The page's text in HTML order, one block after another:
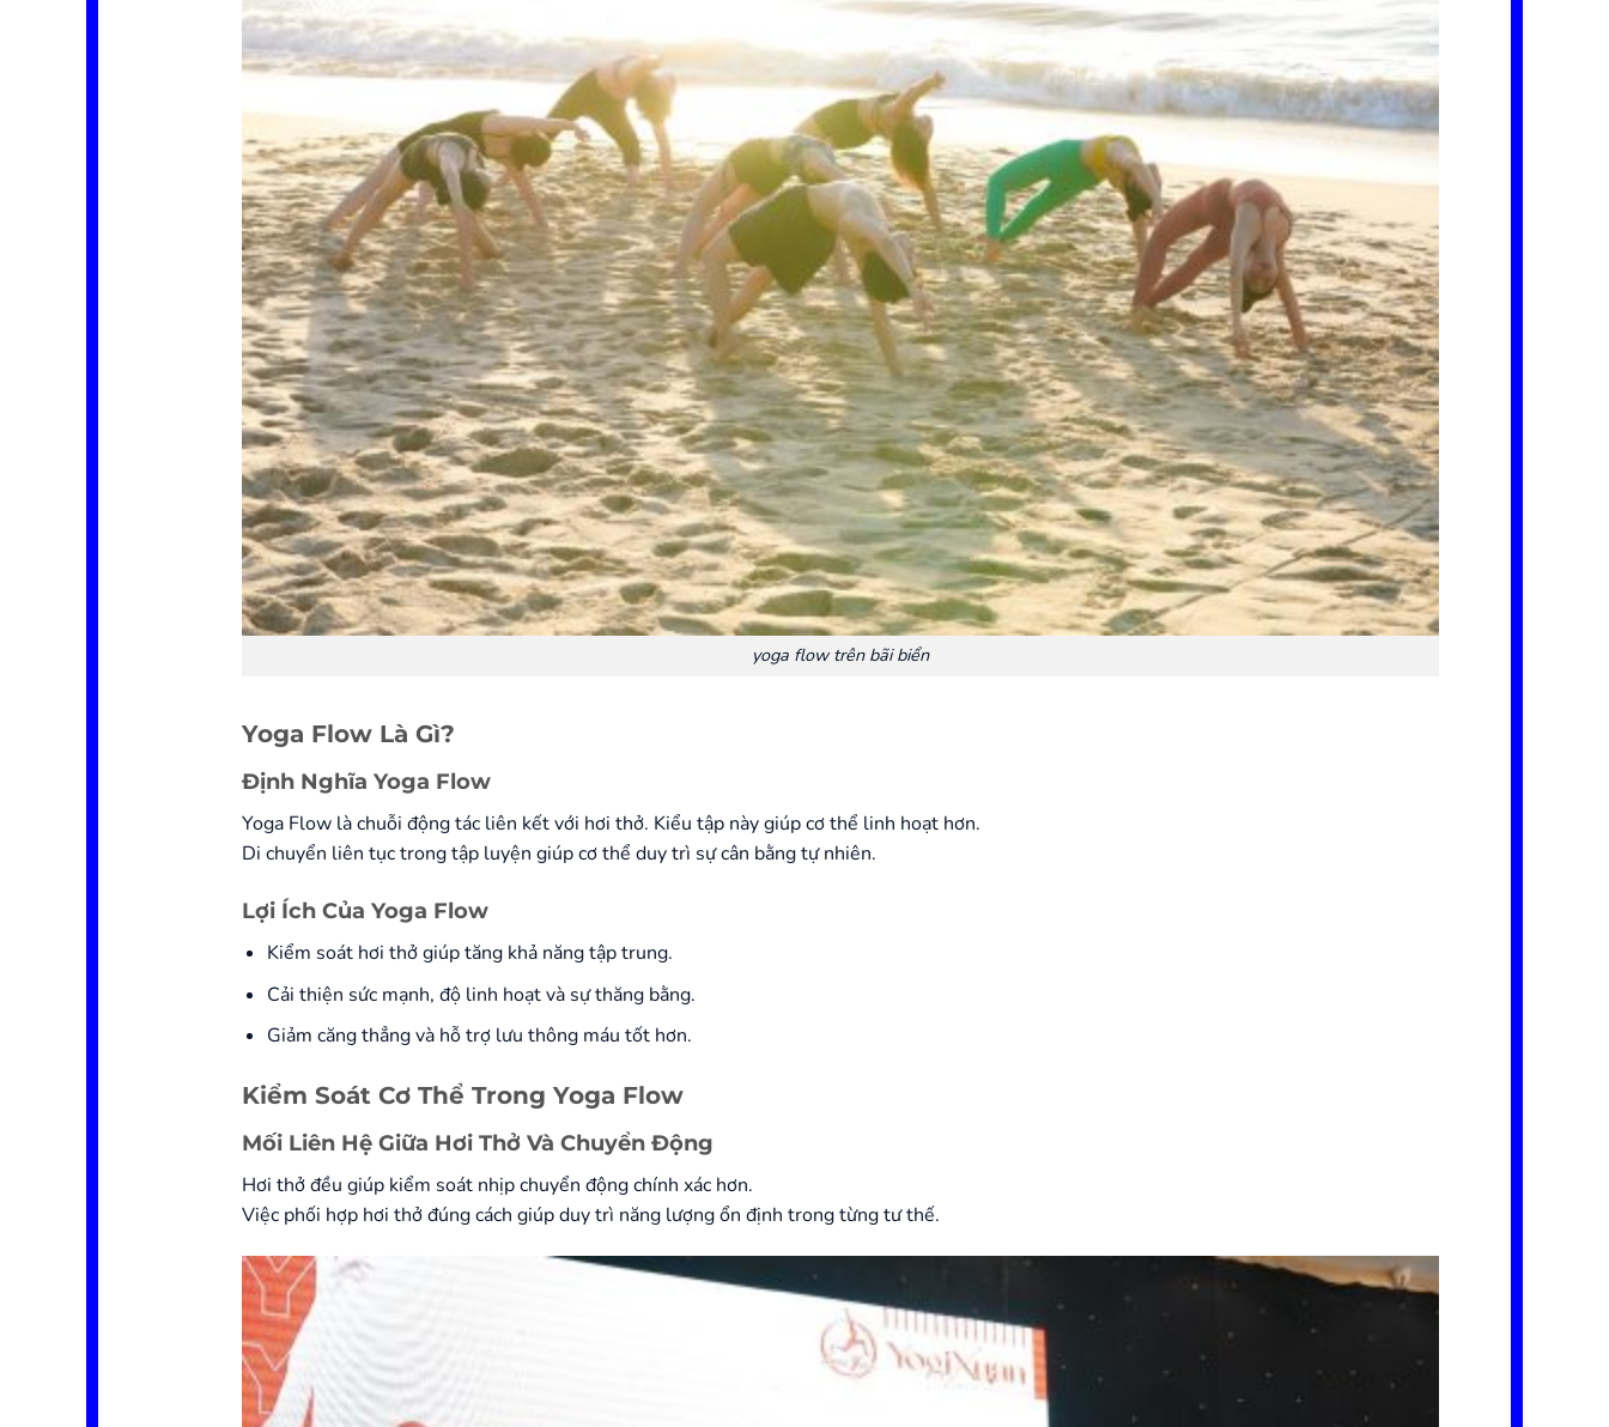
yoga flow trên bãi biển
Yoga Flow Là Gì?
Định Nghĩa Yoga Flow
Yoga Flow là chuỗi động tác liên kết với hơi thở. Kiểu tập này giúp cơ thể linh hoạt hơn.
Di chuyển liên tục trong tập luyện giúp cơ thể duy trì sự cân bằng tự nhiên.
Lợi Ích Của Yoga Flow
Kiểm soát hơi thở giúp tăng khả năng tập trung.
Cải thiện sức mạnh, độ linh hoạt và sự thăng bằng.
Giảm căng thẳng và hỗ trợ lưu thông máu tốt hơn.
Kiểm Soát Cơ Thể Trong Yoga Flow
Mối Liên Hệ Giữa Hơi Thở Và Chuyển Động
Hơi thở đều giúp kiểm soát nhịp chuyển động chính xác hơn.
Việc phối hợp hơi thở đúng cách giúp duy trì năng lượng ổn định trong từng tư thế.